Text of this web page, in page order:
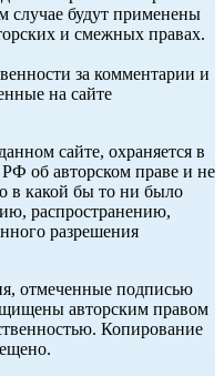
случае будут применены
и смежных правах.
за комментарии и
на сайте
сайте, охраняется в
РФ об авторском праве и не
в какой бы то ни было
распространению,
разрешения
отмеченные подписью
авторским правом
Копирование